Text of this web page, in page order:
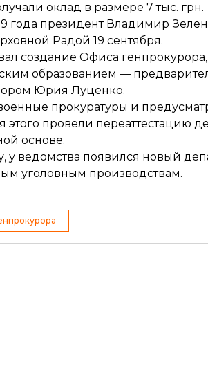
оклад в размере 7 тыс. грн.
года президент Владимир
Радой 19 сентября.
создание Офиса
образованием —
Юрия Луценко.
прокуратуры и
этого провели переаттестацию
основе.
у ведомства появился новый
уголовным производствам.